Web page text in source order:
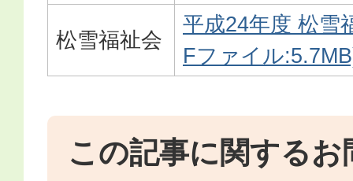
松雪福祉会
平成24年度 松雪
Fファイル
この記事に関するお